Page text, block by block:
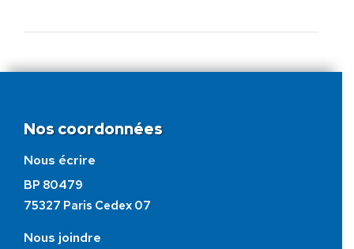
Nos coordonnées
Nous écrire
BP 80479
75327 Paris Cedex 07
Nous joindre